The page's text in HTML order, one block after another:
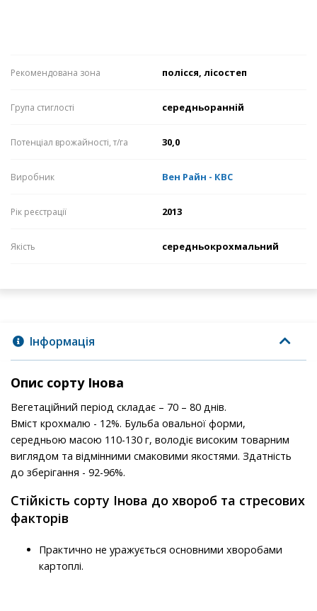
Рекомендована зона полісся, лісостеп
Група стиглості середньоранній
Потенціал врожайності, т/га 30,0
Виробник Вен Райн - КВС
Рік реєстрації 2013
Якість середньокрохмальний
Інформація
Опис сорту Інова
Вегетаційний період складає – 70 – 80 днів.
Вміст крохмалю - 12%. Бульба овальної форми,
середньою масою 110-130 г, володіє високим товарним
виглядом та відмінними смаковими якостями. Здатність
до зберігання - 92-96%.
Стійкість сорту Інова до хвороб та стресових
факторів
Практично не уражується основними хворобами
картоплі.